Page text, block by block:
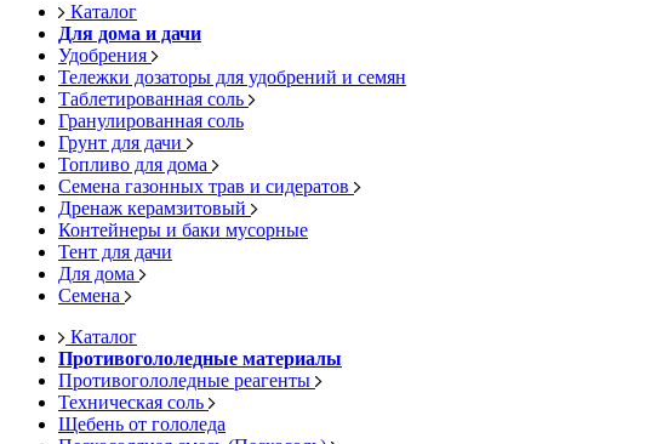
Каталог
Для дома и дачи
Удобрения
Тележки дозаторы для удобрений и семян
Таблетированная соль
Гранулированная соль
Грунт для дачи
Топливо для дома
Семена газонных трав и сидератов
Дренаж керамзитовый
Контейнеры и баки мусорные
Тент для дачи
Для дома
Семена
Каталог
Противогололедные материалы
Противогололедные реагенты
Техническая соль
Щебень от гололеда